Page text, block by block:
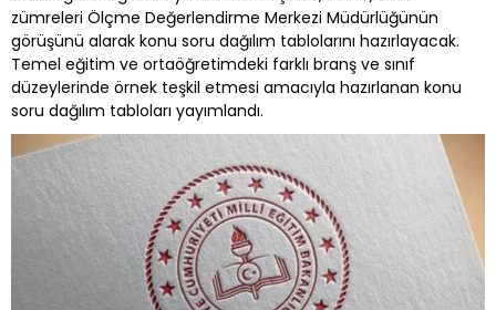
zümreleri Ölçme Değerlendirme Merkezi Müdürlüğünün
görüşünü alarak konu soru dağılım tablolarını hazırlayacak.
Temel eğitim ve ortaöğretimdeki farklı branş ve sınıf
düzeylerinde örnek teşkil etmesi amacıyla hazırlanan konu
soru dağılım tabloları yayımlandı.